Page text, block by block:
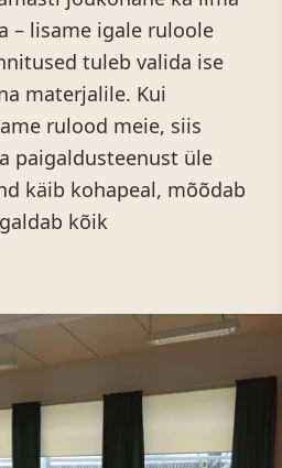
– lisame igale ruloole
tuleb valida ise
materjalile. Kui
rulood meie, siis
paigaldusteenust üle
käib kohapeal, mõõdab
kõik